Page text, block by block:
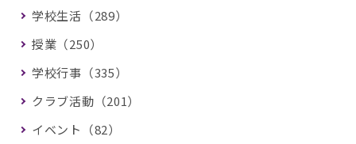
学校生活（289）
授業（250）
学校行事（335）
クラブ活動（201）
イベント（82）